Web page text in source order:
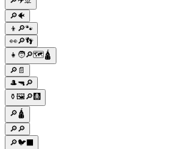
🔎🐠
👦🔎🐾
👀🔎👣
👧🧑🔎🗺🛕
🔎📄
🎩🔫🔎
⚱️🖼🔎🩻
🔎🛕
🔎🔎
🔎🐦⬛